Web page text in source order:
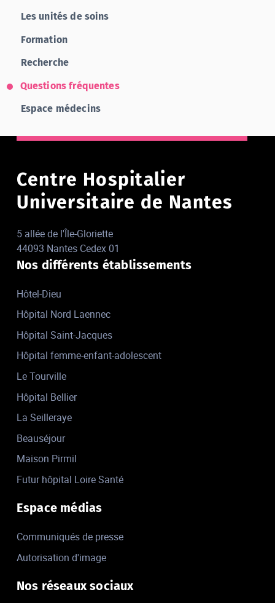
Les unités de soins
Formation
Recherche
Questions fréquentes
Espace médecins
Centre Hospitalier
Universitaire de Nantes
5 allée de l'Île-Gloriette
44093 Nantes Cedex 01
Nos différents établissements
Hôtel-Dieu
Hôpital Nord Laennec
Hôpital Saint-Jacques
Hôpital femme-enfant-adolescent
Le Tourville
Hôpital Bellier
La Seilleraye
Beauséjour
Maison Pirmil
Futur hôpital Loire Santé
Espace médias
Communiqués de presse
Autorisation d'image
Nos réseaux sociaux